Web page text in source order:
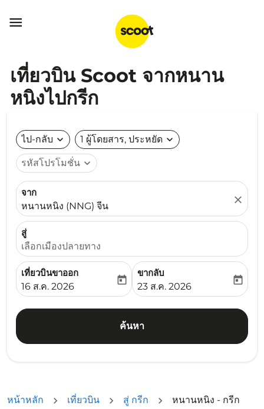

เที่ยวบิน Scoot จากหนาน
หนิงไปกรีก
ไป-กลับ expand_more 1 ผู้โดยสาร, ประหยัด expand_more
รหัสโปรโมชั่น expand_more
จาก
หนานหนิง (NNG) จีน
close
สู่
เลือกเมืองปลายทาง
เที่ยวบินขาออก
fc-booking-departure-date-aria-label
16 ส.ค. 2026
today
ขากลับ
fc-booking-return-date-
23 ส.ค. 2026
today
ค้นหา
หน้าหลัก เที่ยวบิน สู่ กรีก หนานหนิง - กรีก